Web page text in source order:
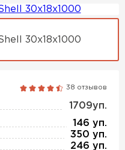
38 отзывов
1709уп.
146 уп.
350 уп.
246 уп.
Profiplex
MasterPLEX